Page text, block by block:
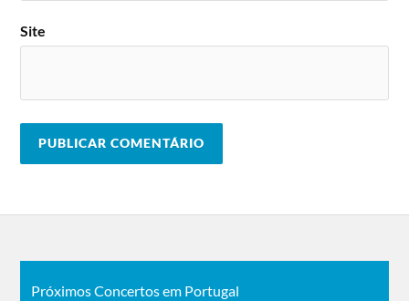
Site
Próximos Concertos em Portugal